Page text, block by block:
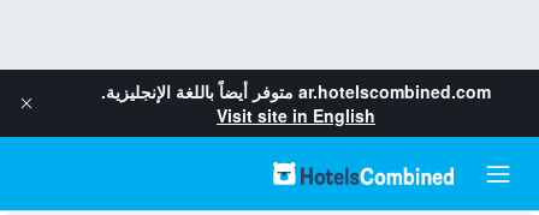
ar.hotelscombined.com متوفر أيضاً باللغة الإنجليزية.
Visit site in English